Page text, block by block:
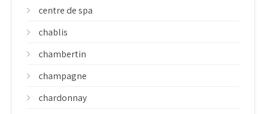
centre de spa
chablis
chambertin
champagne
chardonnay